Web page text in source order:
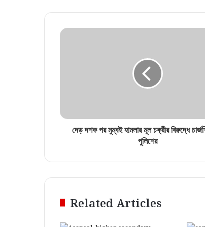
দেড় দশক পর মুম্বই হামলার মূল চক্রীর বিরুদ্ধে
পুলিশের
Related Articles